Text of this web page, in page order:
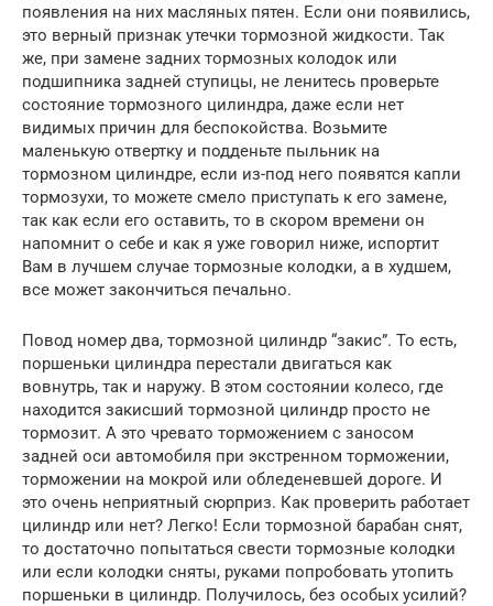
появления на них масляных пятен. Если они появились,
это верный признак утечки тормозной жидкости. Так
же, при замене задних тормозных колодок или
подшипника задней ступицы, не ленитесь проверьте
состояние тормозного цилиндра, даже если нет
видимых причин для беспокойства. Возьмите
маленькую отвертку и подденьте пыльник на
тормозном цилиндре, если из-под него появятся капли
тормозухи, то можете смело приступать к его замене,
так как если его оставить, то в скором времени он
напомнит о себе и как я уже говорил ниже, испортит
Вам в лучшем случае тормозные колодки, а в худшем,
все может закончиться печально.
Повод номер два, тормозной цилиндр “закис”. То есть,
поршеньки цилиндра перестали двигаться как
вовнутрь, так и наружу. В этом состоянии колесо, где
находится закисший тормозной цилиндр просто не
тормозит. А это чревато торможением с заносом
задней оси автомобиля при экстренном торможении,
торможении на мокрой или обледеневшей дороге. И
это очень неприятный сюрприз. Как проверить работает
цилиндр или нет? Легко! Если тормозной барабан снят,
то достаточно попытаться свести тормозные колодки
или если колодки сняты, руками попробовать утопить
поршеньки в цилиндр. Получилось, без особых усилий?